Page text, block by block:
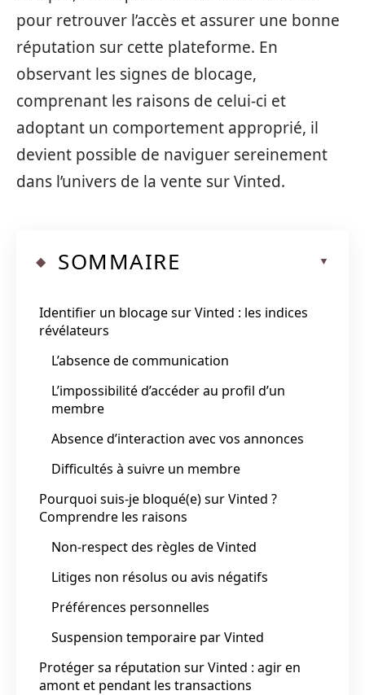
pour retrouver l’accès et assurer une bonne
réputation sur cette plateforme. En
observant les signes de blocage,
comprenant les raisons de celui-ci et
adoptant un comportement approprié, il
devient possible de naviguer sereinement
dans l’univers de la vente sur Vinted.
SOMMAIRE
Identifier un blocage sur Vinted : les indices
révélateurs
L’absence de communication
L’impossibilité d’accéder au profil d’un
membre
Absence d’interaction avec vos annonces
Difficultés à suivre un membre
Pourquoi suis-je bloqué(e) sur Vinted ?
Comprendre les raisons
Non-respect des règles de Vinted
Litiges non résolus ou avis négatifs
Préférences personnelles
Suspension temporaire par Vinted
Protéger sa réputation sur Vinted : agir en
amont et pendant les transactions